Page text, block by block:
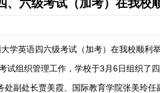
、六级考试（加考）在我校
学英语四六级考试 （加考）在我校顺利
试组织管理工作，学校于3月6日组织了
处副处长贾美霞 国际教育学院张美玲任